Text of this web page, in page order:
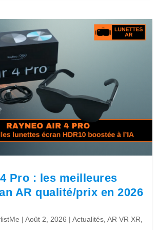
Pro : les meilleures
AR qualité/prix en 2026
|Août 2, 2026 |Actualités,AR VR XR,